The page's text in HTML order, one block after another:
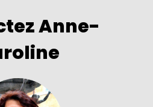
Anne-